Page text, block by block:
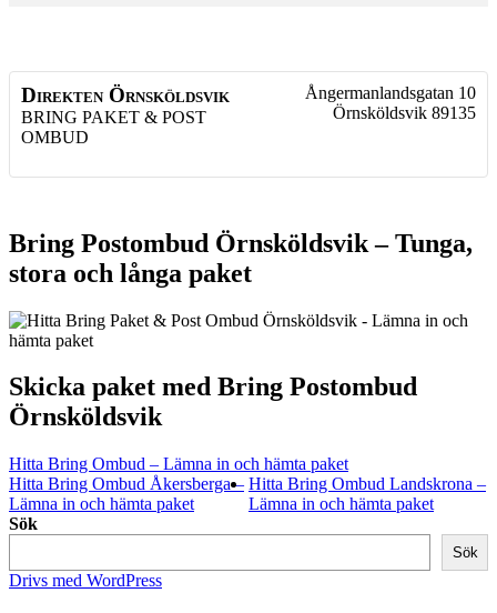
Direkten Örnsköldsvik
BRING PAKET & POST
OMBUD
Ångermanlandsgatan 10
Örnsköldsvik 89135
Bring Postombud Örnsköldsvik – Tunga,
stora och långa paket
Skicka paket med Bring Postombud
Örnsköldsvik
Hitta Bring Ombud – Lämna in och hämta paket
Hitta Bring Ombud Åkersberga –
Lämna in och hämta paket
Hitta Bring Ombud Landskrona –
Lämna in och hämta paket
Sök
Sök
Drivs med WordPress